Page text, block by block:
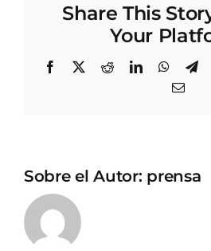
Share This
Your
Facebook
X RedditLinkedIn
Sobre el Autor: prensa